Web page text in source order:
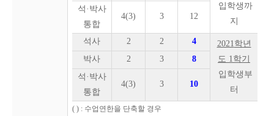
입학생까
지
석·박사
통합
4(3) 3 12
석사 2 2 4 2021학년
도 1학기
입학생부
터
박사 2 3
8
석·박사
통합
4(3) 3 10
( ) : 수업연한을 단축할 경우